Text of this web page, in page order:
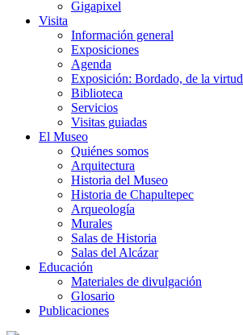
Gigapixel
Visita
Información general
Exposiciones
Agenda
Exposición: Bordado, de la virtud
Biblioteca
Servicios
Visitas guiadas
El Museo
Quiénes somos
Arquitectura
Historia del Museo
Historia de Chapultepec
Arqueología
Murales
Salas de Historia
Salas del Alcázar
Educación
Materiales de divulgación
Glosario
Publicaciones